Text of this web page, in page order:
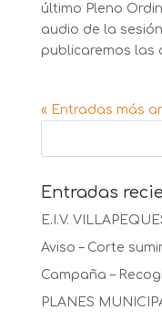
último Pleno
audio de la
publicaremos las
« Entradas más
Entradas
E.I.V.
Aviso – Corte
Campaña –
PLANES